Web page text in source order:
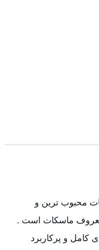
محبوب ترین و
ماسکات است .
کامل و پرکاربرد